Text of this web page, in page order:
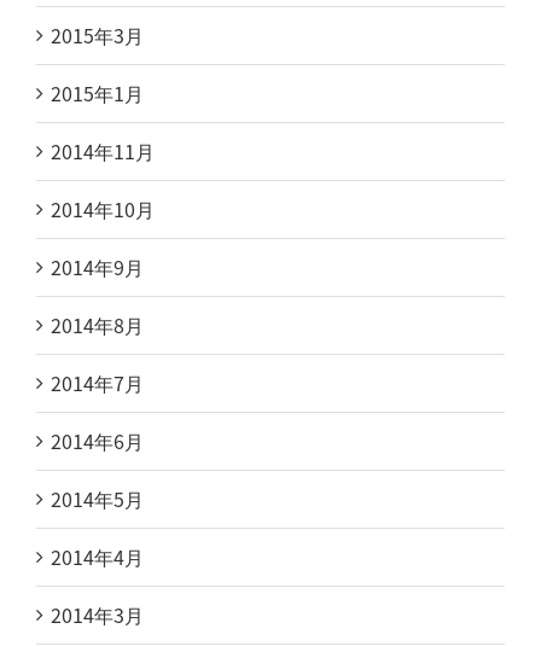
2015年3月
2015年1月
2014年11月
2014年10月
2014年9月
2014年8月
2014年7月
2014年6月
2014年5月
2014年4月
2014年3月